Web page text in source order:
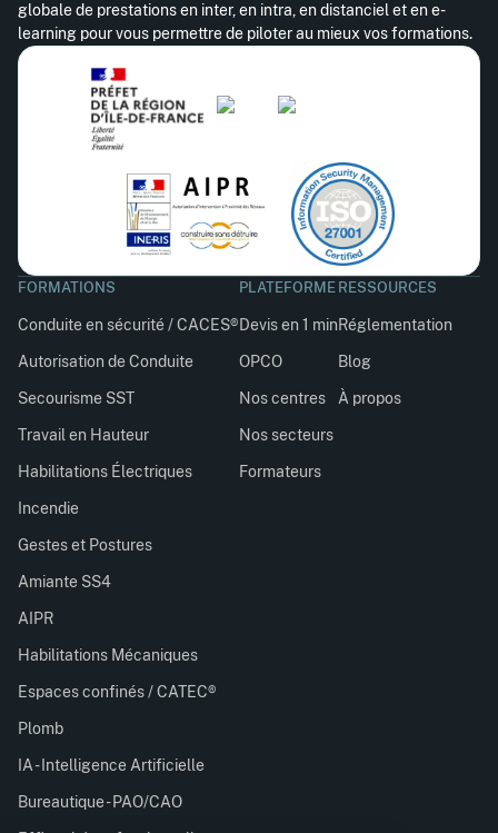
globale de prestations en inter, en intra, en distanciel et en e-
learning pour vous permettre de piloter au mieux vos formations.
FORMATIONS
Conduite en sécurité / CACES®
Autorisation de Conduite
Secourisme SST
Travail en Hauteur
Habilitations Électriques
Incendie
Gestes et Postures
Amiante SS4
AIPR
Habilitations Mécaniques
Espaces confinés / CATEC®
Plomb
IA - Intelligence Artificielle
Bureautique - PAO/CAO
PLATEFORME
Devis en 1 min
OPCO
Nos centres
Nos secteurs
Formateurs
RESSOURCES
Réglementation
Blog
À propos